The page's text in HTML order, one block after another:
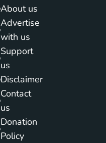
About us
Advertise
with us
Support
us
Disclaimer
Contact
us
Donation
Policy